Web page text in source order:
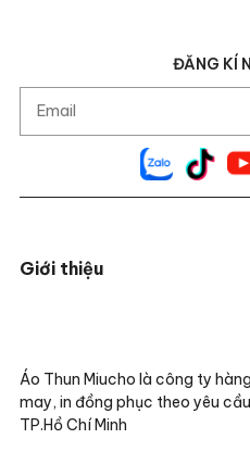
ĐĂNG KÍ
Giới thiệu
Áo Thun Miucho là công ty
may, in đồng phục theo yêu
TP.Hồ Chí Minh